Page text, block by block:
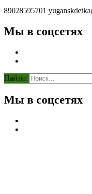
89028595701
Мы в соцсетях
Найти:
Мы в соцсетях